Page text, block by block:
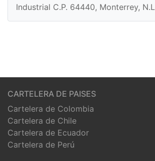
Industrial C.P. 64440, Monterrey, N.L
CARTELERA DE PAISES
Cartelera de Colombia
Cartelera de Chile
Cartelera de Ecuador
Cartelera de Perú